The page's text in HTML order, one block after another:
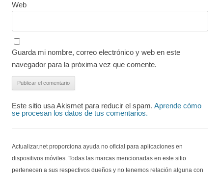
Web
Guarda mi nombre, correo electrónico y web en este
navegador para la próxima vez que comente.
Este sitio usa Akismet para reducir el spam. Aprende cómo
se procesan los datos de tus comentarios.
Actualizar.net proporciona ayuda no oficial para aplicaciones en
dispositivos móviles. Todas las marcas mencionadas en este sitio
pertenecen a sus respectivos dueños y no tenemos relación alguna con